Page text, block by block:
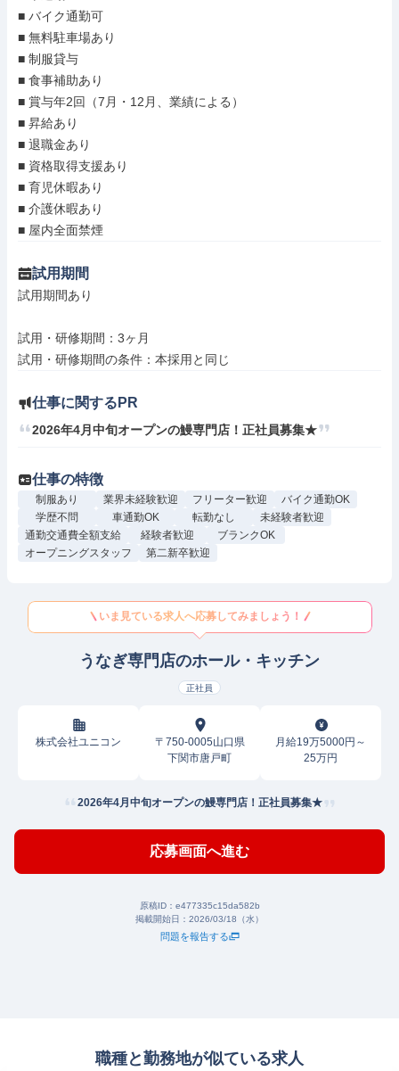
■ バイク通勤可
■ 無料駐車場あり
■ 制服貸与
■ 食事補助あり
■ 賞与年2回（7月・12月、業績による）
■ 昇給あり
■ 退職金あり
■ 資格取得支援あり
■ 育児休暇あり
■ 介護休暇あり
■ 屋内全面禁煙
試用期間
試用期間あり
試用・研修期間：3ヶ月
仕事に関するPR
2026年4月中旬オープンの鰻専門店！正社員募集★
仕事の特徴
制服あり 業界未経験歓迎 フリーター歓迎
バイク通勤OK
学歴不問
車通勤OK 転勤なし
未経験者歓迎
通勤交通費全額支給
経験者歓迎
ブランクOK
オープニングスタッフ
第二新卒歓迎
いま見ている求人へ応募してみましょう！
うなぎ専門店のホール・キッチン
正社員
株式会社ユニコン
〒750-0005山口県
下関市唐戸町
月給19万5000円～
25万円
2026年4月中旬オープンの鰻専門店！正社員募集★
応募画面へ進む
原稿ID： e477335c15da582b
掲載開始日： 2026/03/18（水）
問題を報告する
職種と勤務地が似ている求人